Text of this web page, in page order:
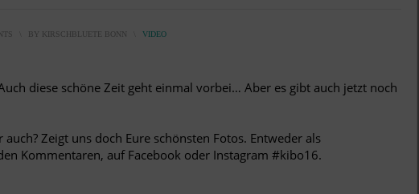
BY KIRSCHBLUETE BONN VIDEO
diese schöne Zeit geht einmal vorbei… Aber es gibt auch jetzt noch
Zeigt uns doch Eure schönsten Fotos. Entweder als
Kommentaren, auf Facebook oder Instagram #kibo16.